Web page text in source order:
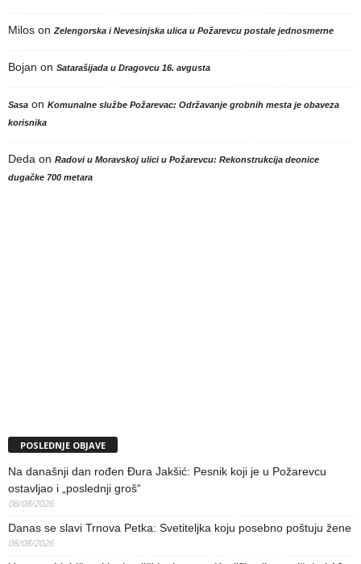
Milos on Zelengorska i Nevesinjska ulica u Požarevcu postale jednosmerne
Bojan on Satarašijada u Dragovcu 16. avgusta
Sasa on Komunalne službe Požarevac: Održavanje grobnih mesta je obaveza
korisnika
Deda on Radovi u Moravskoj ulici u Požarevcu: Rekonstrukcija deonice
dugačke 700 metara
POSLEDNJE OBJAVE
Na današnji dan rođen Đura Jakšić: Pesnik koji je u Požarevcu
ostavljao i „poslednji groš“
08/08/2026
Danas se slavi Trnova Petka: Svetiteljka koju posebno poštuju žene
08/08/2026